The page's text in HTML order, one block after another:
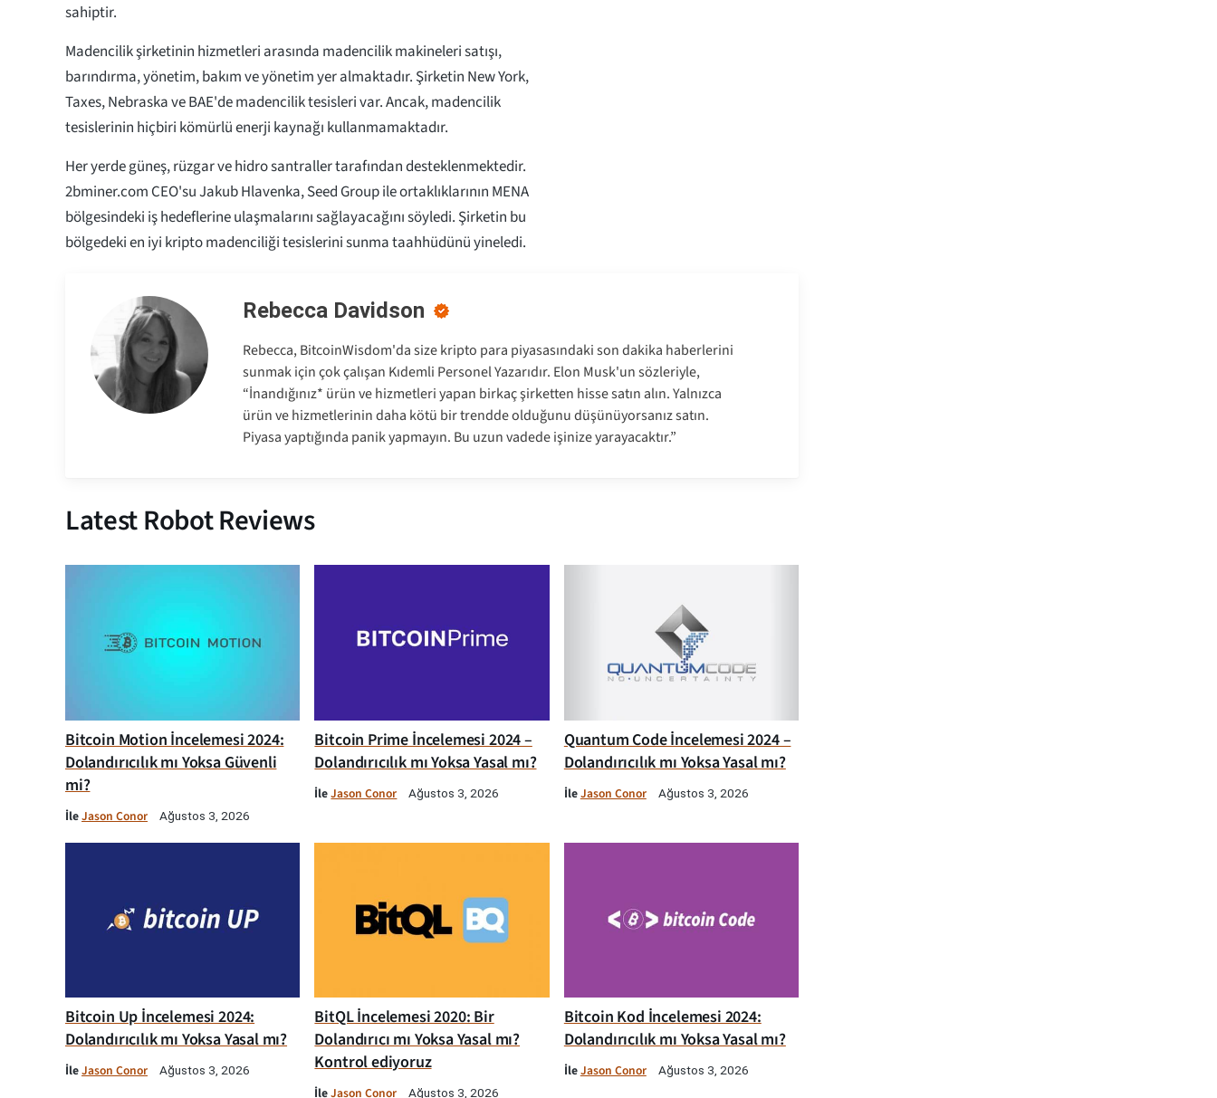
sahiptir.
Madencilik şirketinin hizmetleri arasında madencilik makineleri satışı,
barındırma, yönetim, bakım ve yönetim yer almaktadır. Şirketin New York,
Taxes, Nebraska ve BAE'de madencilik tesisleri var. Ancak, madencilik
tesislerinin hiçbiri kömürlü enerji kaynağı kullanmamaktadır.
Her yerde güneş, rüzgar ve hidro santraller tarafından desteklenmektedir.
2bminer.com CEO'su Jakub Hlavenka, Seed Group ile ortaklıklarının MENA
bölgesindeki iş hedeflerine ulaşmalarını sağlayacağını söyledi. Şirketin bu
bölgedeki en iyi kripto madenciliği tesislerini sunma taahhüdünü yineledi.
Rebecca Davidson
Rebecca, BitcoinWisdom'da size kripto para piyasasındaki son dakika haberlerini
sunmak için çok çalışan Kıdemli Personel Yazarıdır. Elon Musk'un sözleriyle,
“İnandığınız* ürün ve hizmetleri yapan birkaç şirketten hisse satın alın. Yalnızca
ürün ve hizmetlerinin daha kötü bir trendde olduğunu düşünüyorsanız satın.
Piyasa yaptığında panik yapmayın. Bu uzun vadede işinize yarayacaktır.”
Latest Robot Reviews
Bitcoin Motion İncelemesi 2024:
Dolandırıcılık mı Yoksa Güvenli
mi?
İleJason Conor Ağustos 3, 2026
Bitcoin Prime İncelemesi 2024 –
Dolandırıcılık mı Yoksa Yasal mı?
İleJason Conor Ağustos 3, 2026
Quantum Code İncelemesi 2024 –
Dolandırıcılık mı Yoksa Yasal mı?
İleJason Conor Ağustos 3, 2026
Bitcoin Up İncelemesi 2024:
Dolandırıcılık mı Yoksa Yasal mı?
İleJason Conor Ağustos 3, 2026
BitQL İncelemesi 2020: Bir
Dolandırıcı mı Yoksa Yasal mı?
Kontrol ediyoruz
İleJason Conor Ağustos 3, 2026
Bitcoin Kod İncelemesi 2024:
Dolandırıcılık mı Yoksa Yasal mı?
İleJason Conor Ağustos 3, 2026